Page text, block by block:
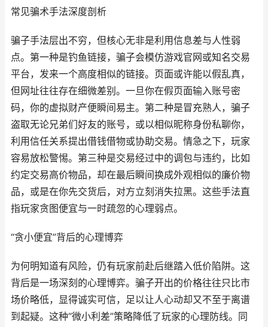
常见骗术手法深度剖析
骗子手法层出不穷，但核心无非是利用信息差与人性弱
点。第一种是钓鱼链接，骗子会模仿游戏官网或知名交易
平台，发来一个高度相似的链接。页面或许能以假乱真，
但网址往往存在细微差别。一旦你在假页面输入账号密
码，你的虚拟财产便瞬间易主。第二种是冒充熟人，骗子
盗取无论兄弟们好友的账号，或以相似昵称身份私聊你，
利用信任关系提出借钱借物或协助交易。情急之下，玩家
容易放松警惕。第三种是交易经过中的调包与违约，比如
约定交易高价物品，却在最后瞬间换成外观相似的廉价物
品，或是在你先交货后，对方立刻消失拉黑。这些手法直
指玩家贪图便宜与一时疏忽的心理弱点。
“贪小便宜”背后的心理博弈
为何明知道有风险，仍有玩家前赴后继踏入低价陷阱。这
背后是一场深刻的心理博弈。骗子开出的价格往往只比市
场价略低，显得诚实可信，足以让人心动却又不至于离谱
到起疑。这种“微小利差”策略降低了玩家的心理防线。同